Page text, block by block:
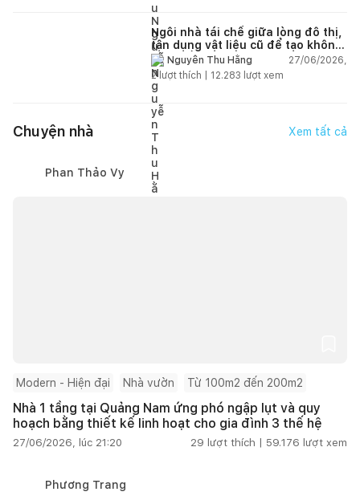
Ngôi nhà tái chế giữa lòng đô thị,
tận dụng vật liệu cũ để tạo không
gian sống linh hoạt
Nguyễn Thu Hằng
27/06/2026,
2lượt thích | 12.283 lượt xem
Chuyện nhà Xem tất cả
Phan Thảo Vy
Modern - Hiện đại Nhà vườn Từ 100m2 đến 200m2
Nhà 1 tầng tại Quảng Nam ứng phó ngập lụt và quy
hoạch bằng thiết kế linh hoạt cho gia đình 3 thế hệ
27/06/2026, lúc 21:20 29 lượt thích | 59.176 lượt xem
Phương Trang